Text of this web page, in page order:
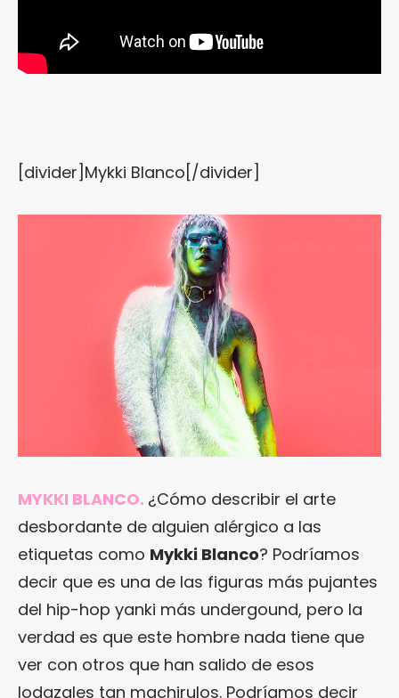
[divider]Mykki Blanco[/divider]
MYKKI BLANCO. ¿Cómo describir el arte
desbordante de alguien alérgico a las
etiquetas como Mykki Blanco? Podríamos
decir que es una de las figuras más pujantes
del hip-hop yanki más undergound, pero la
verdad es que este hombre nada tiene que
ver con otros que han salido de esos
lodazales tan machirulos. Podríamos decir